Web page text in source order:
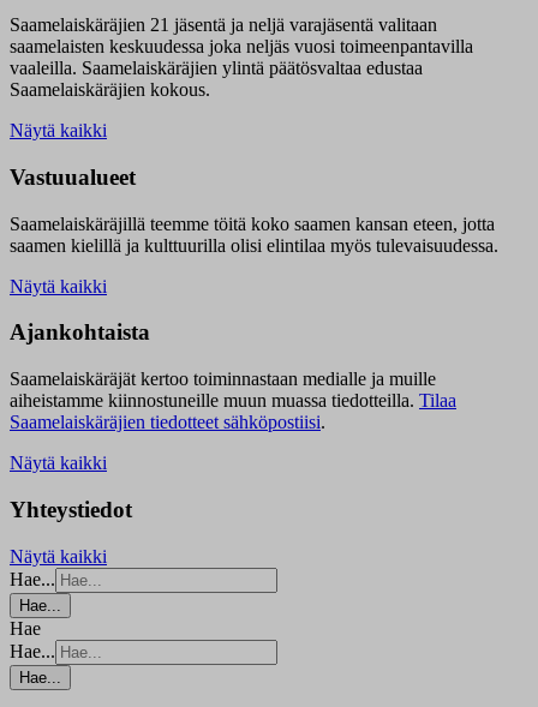
Saamelaiskäräjien 21 jäsentä ja neljä varajäsentä valitaan
saamelaisten keskuudessa joka neljäs vuosi toimeenpantavilla
vaaleilla. Saamelaiskäräjien ylintä päätösvaltaa edustaa
Saamelaiskäräjien kokous.
Näytä kaikki
Vastuualueet
Saamelaiskäräjillä teemme töitä koko saamen kansan eteen, jotta
saamen kielillä ja kulttuurilla olisi elintilaa myös tulevaisuudessa.
Näytä kaikki
Ajankohtaista
Saamelaiskäräjät kertoo toiminnastaan medialle ja muille
aiheistamme kiinnostuneille muun muassa tiedotteilla. Tilaa
Saamelaiskäräjien tiedotteet sähköpostiisi.
Näytä kaikki
Yhteystiedot
Näytä kaikki
Hae...
Hae...
Hae
Hae...
Hae...